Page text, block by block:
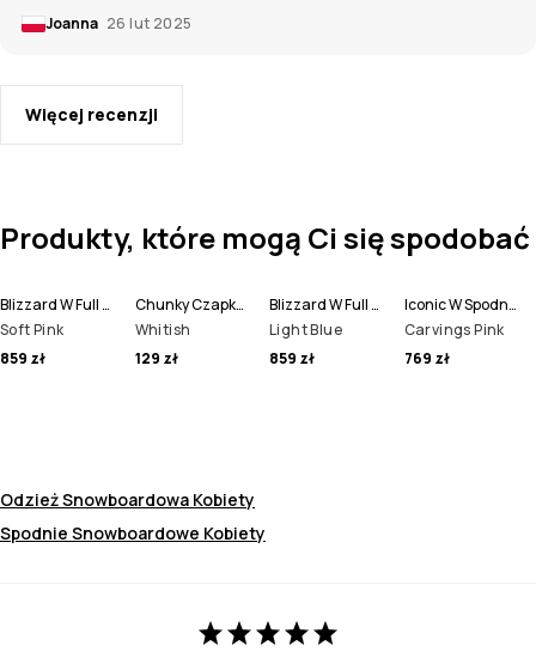
Joanna 26 lut 2025
Więcej recenzji
Produkty, które mogą Ci się spodobać
Blizzard W Full Zip Kurtka Snowboardowa Kobiety
Soft Pink
859 zł
Chunky Czapka Beanie
Whitish
129 zł
Blizzard W Full Zip Kurtka Snowboardowa Kobiety
Light Blue
859 zł
Iconic W Spodnie Snowboardowe Kobiety
Carvings Pink
769 zł
Odzież Snowboardowa Kobiety
Spodnie Snowboardowe Kobiety